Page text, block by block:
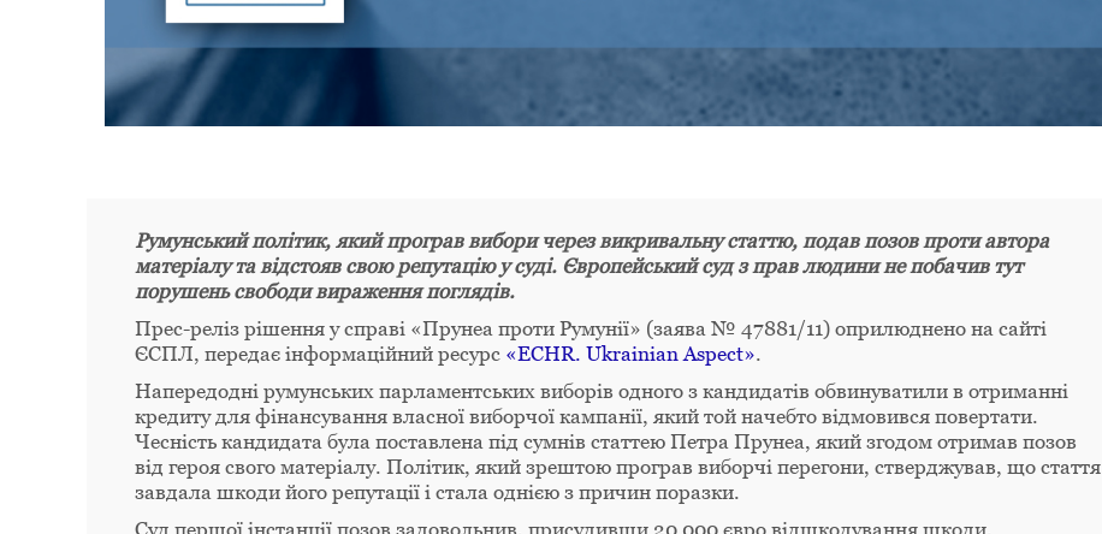
Румунський політик, який програв вибори через викривальну статтю, подав позов проти автора
матеріалу та відстояв свою репутацію у суді. Європейський суд з прав людини не побачив тут
порушень свободи вираження поглядів.
Прес-реліз рішення у справі «Прунеа проти Румунії» (заява № 47881/11) оприлюднено на сайті
ЄСПЛ, передає інформаційний ресурс «ECHR. Ukrainian Aspect».
Напередодні румунських парламентських виборів одного з кандидатів обвинуватили в отриманні
кредиту для фінансування власної виборчої кампанії, який той начебто відмовився повертати.
Чесність кандидата була поставлена під сумнів статтею Петра Прунеа, який згодом отримав позов
від героя свого матеріалу. Політик, який зрештою програв виборчі перегони, стверджував, що стаття
завдала шкоди його репутації і стала однією з причин поразки.
Суд першої інстанції позов задовольнив, присудивши 20 000 євро відшкодування шкоди.